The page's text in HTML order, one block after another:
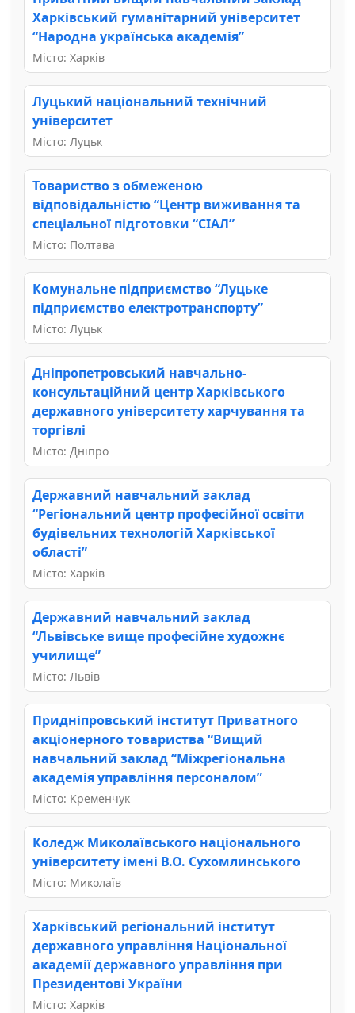
Харківський гуманітарний університет
“Народна українська академія”
Місто: Харків
Луцький національний технічний
університет
Місто: Луцьк
Товариство з обмеженою
відповідальністю “Центр виживання та
спеціальної підготовки “СІАЛ”
Місто: Полтава
Комунальне підприємство “Луцьке
підприємство електротранспорту”
Місто: Луцьк
Дніпропетровський навчально-
консультаційний центр Харківського
державного університету харчування та
торгівлі
Місто: Дніпро
Державний навчальний заклад
“Регіональний центр професійної освіти
будівельних технологій Харківської
області”
Місто: Харків
Державний навчальний заклад
“Львівське вище професійне художнє
училище”
Місто: Львів
Придніпровський інститут Приватного
акціонерного товариства “Вищий
навчальний заклад “Міжрегіональна
академія управління персоналом”
Місто: Кременчук
Коледж Миколаївського національного
університету імені В.О. Сухомлинського
Місто: Миколаїв
Харківський регіональний інститут
державного управління Національної
академії державного управління при
Президентові України
Місто: Харків